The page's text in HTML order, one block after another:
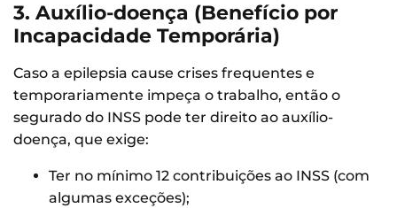
3. Auxílio-doença (Benefício por
Incapacidade Temporária)
Caso a epilepsia cause crises frequentes e
temporariamente impeça o trabalho, então o
segurado do INSS pode ter direito ao auxílio-
doença, que exige:
Ter no mínimo 12 contribuições ao INSS (com
algumas exceções);